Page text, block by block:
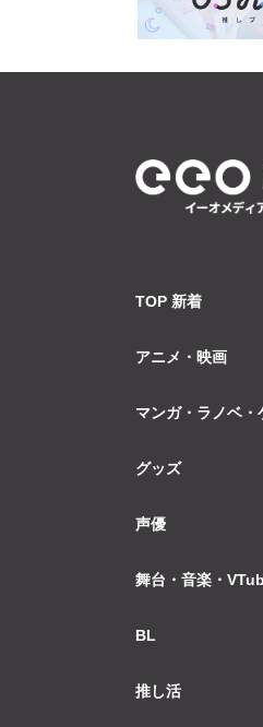
TOP 新着
アニメ・映画
マンガ・ラノベ・
グッズ
声優
舞台・音楽・
BL
推し活